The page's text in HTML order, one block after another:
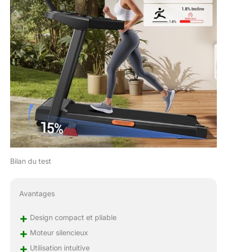
prédéfinis】 : Notre
tapis roulant offre 12
modes prédéfinis
soigneusement
conçus, chacun
apportant une nouvelle
expérience. De plus, 3
modes de compte à
rebours vous aident à
gérer efficacement
votre temps ou vos
calories brûlées. Les
capteurs de fréquence
cardiaque et les
chocs】: Ce treadmill
Bilan du test
Avantages
+ Design compact et pliable
+ Moteur silencieux
+ Utilisation intuitive